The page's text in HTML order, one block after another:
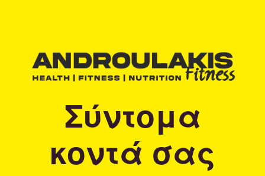
Σύντομα
κοντά σας